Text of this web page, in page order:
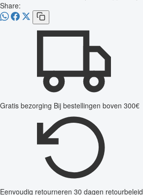
Share:
Gratis bezorging Bij bestellingen boven 300€
Eenvoudig retourneren 30 dagen retourbeleid